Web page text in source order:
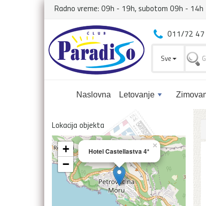
Radno vreme: 09h - 19h, subotom 09h - 14h
Naslovna Letovanje
011/72 47
Sve
Lokacija objekta
Hotel Castellastva 4*
×
+
−